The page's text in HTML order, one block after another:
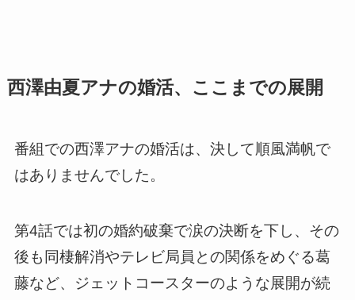
西澤由夏アナの婚活、ここまでの展開
番組での西澤アナの婚活は、決して順風満帆で
はありませんでした。
第4話では初の婚約破棄で涙の決断を下し、その
後も同棲解消やテレビ局員との関係をめぐる葛
藤など、ジェットコースターのような展開が続